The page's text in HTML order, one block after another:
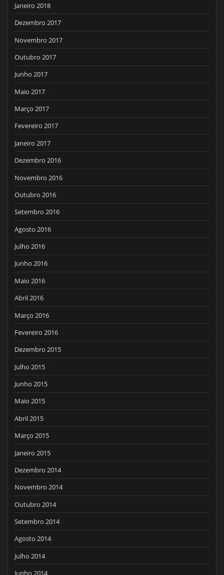
Janeiro 2018
Dezembro 2017
Novembro 2017
Outubro 2017
Junho 2017
Maio 2017
Março 2017
Fevereiro 2017
Janeiro 2017
Dezembro 2016
Novembro 2016
Outubro 2016
Setembro 2016
Agosto 2016
Julho 2016
Junho 2016
Maio 2016
Abril 2016
Março 2016
Fevereiro 2016
Dezembro 2015
Julho 2015
Junho 2015
Maio 2015
Abril 2015
Março 2015
Janeiro 2015
Dezembro 2014
Novembro 2014
Outubro 2014
Setembro 2014
Agosto 2014
Julho 2014
Junho 2014